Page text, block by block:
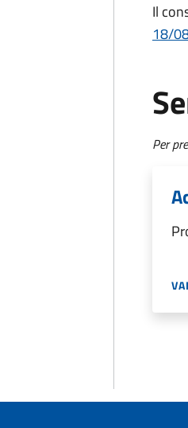
Il
18/
Per